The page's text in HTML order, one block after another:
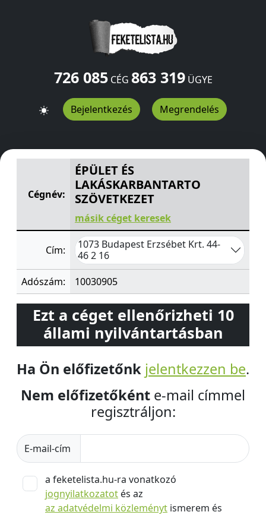
726 085CÉG 863 319ÜGYE
Bejelentkezés Megrendelés
ÉPÜLET ÉS LAKÁSKARBANTARTO SZÖVETKEZET
Cégnév:
ÉPÜLET ÉS
LAKÁSKARBANTARTO
SZÖVETKEZET
másik céget keresek
Cím:
1073 Budapest Erzsébet Krt. 44-
46 2 16
Adószám:
10030905
Ezt a céget ellenőrizheti 10
állami nyilvántartásban
Ha Ön előfizetőnk jelentkezzen be.
Nem előfizetőként e-mail címmel
regisztráljon:
E-mail-cím
a feketelista.hu-ra vonatkozó
jognyilatkozatot és az
az adatvédelmi közleményt ismerem és